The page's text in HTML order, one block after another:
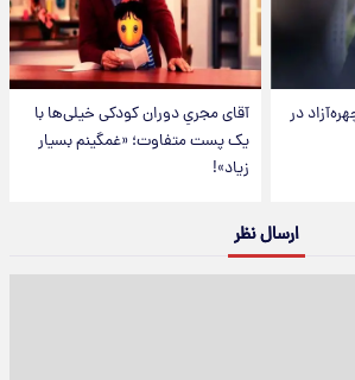
در
آقای مجریِ دوران کودکی خیلی‌ها با
یک پست متفاوت؛ «غمگینم بسیار
زیاد»!
ارسال نظر